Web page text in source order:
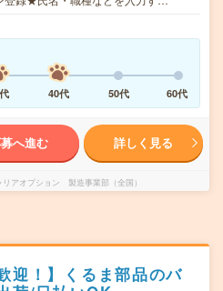
40代 50代 60代
へ進む 詳しく見る
アオプション 製造事業部（全国）
迎！】くるま部品のバ